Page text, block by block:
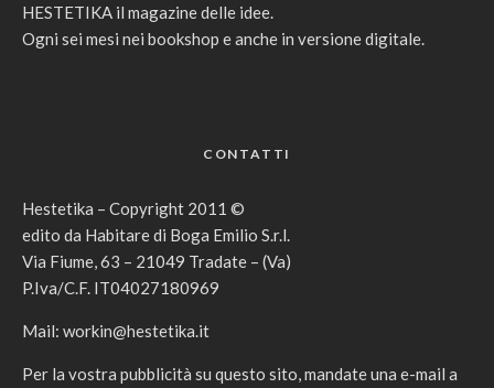
HESTETIKA il magazine delle idee.
Ogni sei mesi nei bookshop e anche in versione digitale.
CONTATTI
Hestetika – Copyright 2011 ©
edito da Habitare di Boga Emilio S.r.l.
Via Fiume, 63 – 21049 Tradate – (Va)
P.Iva/C.F. IT04027180969
Mail: workin@hestetika.it
Per la vostra pubblicità su questo sito, mandate una e-mail a